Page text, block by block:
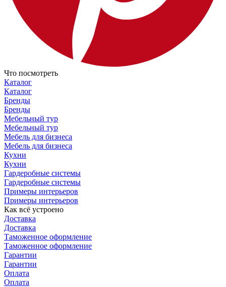
Что посмотреть
Каталог
Каталог
Бренды
Бренды
Мебельный тур
Мебельный тур
Мебель для бизнеса
Мебель для бизнеса
Кухни
Кухни
Гардеробные системы
Гардеробные системы
Примеры интерьеров
Примеры интерьеров
Как всё устроено
Доставка
Доставка
Таможенное оформление
Таможенное оформление
Гарантии
Гарантии
Оплата
Оплата